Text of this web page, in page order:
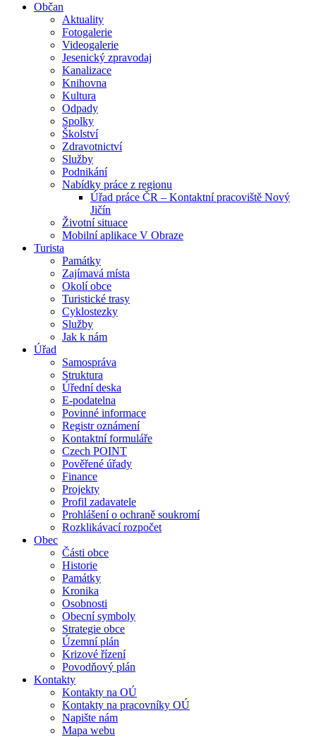
Občan
Aktuality
Fotogalerie
Videogalerie
Jesenický zpravodaj
Kanalizace
Knihovna
Kultura
Odpady
Spolky
Školství
Zdravotnictví
Služby
Podnikání
Nabídky práce z regionu
Úřad práce ČR – Kontaktní pracoviště Nový
Jičín
Životní situace
Mobilní aplikace V Obraze
Turista
Památky
Zajímavá místa
Okolí obce
Turistické trasy
Cyklostezky
Služby
Jak k nám
Úřad
Samospráva
Struktura
Úřední deska
E-podatelna
Povinné informace
Registr oznámení
Kontaktní formuláře
Czech POINT
Pověřené úřady
Finance
Projekty
Profil zadavatele
Prohlášení o ochraně soukromí
Rozklikávací rozpočet
Obec
Části obce
Historie
Památky
Kronika
Osobnosti
Obecní symboly
Strategie obce
Územní plán
Krizové řízení
Povodňový plán
Kontakty
Kontakty na OÚ
Kontakty na pracovníky OÚ
Napište nám
Mapa webu